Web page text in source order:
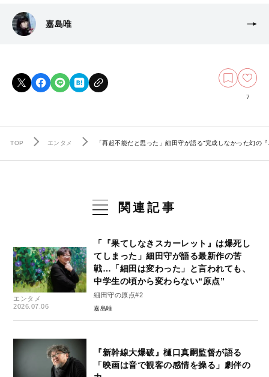
嘉島唯
7
TOP エンタメ 「再起不能だと思った」細田守が語る“完成しなかった幻
関連記事
エンタメ
2026.07.06
「『果てしなきスカーレット』は爆死し
てしまった」細田守が語る最新作の苦
戦…「細田は変わった」と言われても、
中学生の頃から変わらない“原点”
細田守の原点#2
嘉島唯
『新幹線大爆破』樋口真嗣監督が語る
「映画は音で観客の感情を操る」劇伴の